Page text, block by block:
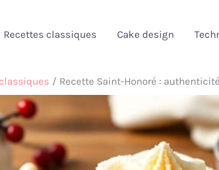
Recettes classiques Cake design
Recette Saint-Honoré :